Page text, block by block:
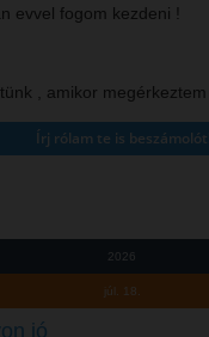
evvel fogom kezdeni !
, amikor megérkeztem
2026
júl. 18.
jó